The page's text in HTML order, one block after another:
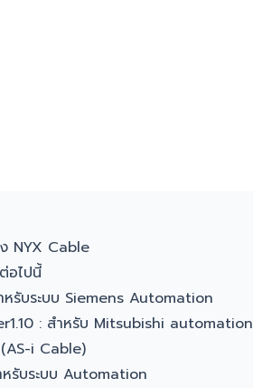
NYX Cable
อไปนี้
หรับระบบ Siemens Automation
: สำหรับ Mitsubishi automation
i Cable)
รับระบบ Automation